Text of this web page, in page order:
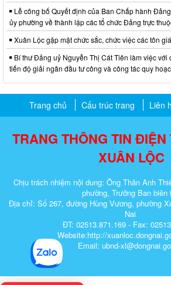
Lễ công bố Quyết định của Ban Chấp hành
ủy phường về thành lập các tổ chức Đảng trực
Xuân Lộc gặp mặt chức sắc, chức việc các tôn
Bí thư Đảng uỷ Nguyễn Thị Cát Tiên làm việc với
tiến độ giải ngân đầu tư công và công tác quy
Trang chủ Cấu trúc trang Liên
TRANG THÔNG TIN
XUÂN LỘC
Chịu trách nhiệm nội dung: Ông Thân Anh
phường, Trưởng Ban biên
Địa chỉ: Số 267, đường Hùng Vương, phường
Nai
ĐT: 02513.871.169 - Fax:
Website:http://
Email: ubnd-